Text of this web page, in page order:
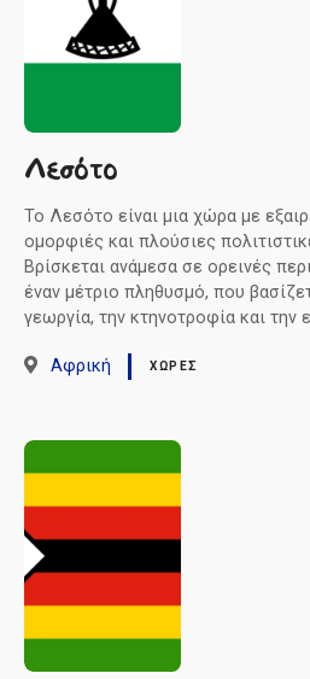
Λεσότο
Το Λεσότο είναι μια χώρα με
ομορφιές και πλούσιες
Βρίσκεται ανάμεσα σε ορεινές
έναν μέτριο πληθυσμό, που
γεωργία, την κτηνοτροφία και την
Αφρική ΧΏΡΕΣ